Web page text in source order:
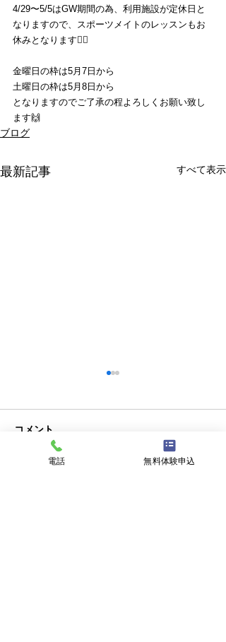
4/29〜5/5はGW期間の為、利用施設が定休日と
なりますので、スポーツメイトのレッスンもお
休みとなります🙇‍♂️
金曜日の枠は5月7日から
土曜日の枠は5月8日から
となりますのでご了承の程よろしくお願い致し
ます🙌
ブログ
最新記事 すべて表示
私事ですが…✌️
コメント
電話 無料体験申込